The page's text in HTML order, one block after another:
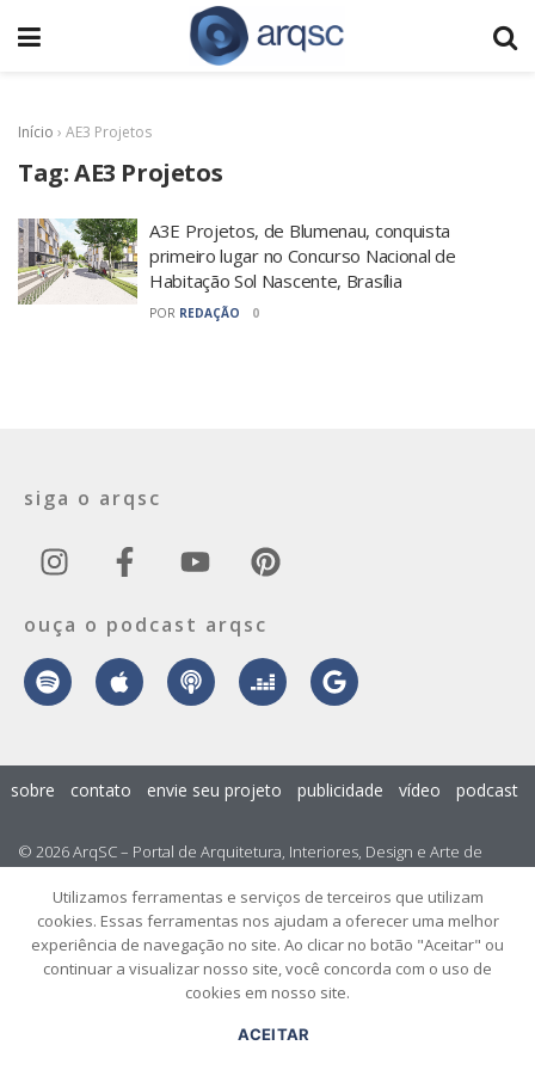
Início › AE3 Projetos
Tag:AE3 Projetos
A3E Projetos, de Blumenau, conquista
primeiro lugar no Concurso Nacional de
Habitação Sol Nascente, Brasília
POR REDAÇÃO 0
siga o arqsc
ouça o podcast arqsc
© 2026 ArqSC – Portal de Arquitetura, Interiores, Design e Arte de
sobre contato envie seu projeto publicidade vídeo podcast
Utilizamos ferramentas e serviços de terceiros que utilizam
cookies. Essas ferramentas nos ajudam a oferecer uma melhor
experiência de navegação no site. Ao clicar no botão "Aceitar" ou
continuar a visualizar nosso site, você concorda com o uso de
cookies em nosso site.
ACEITAR